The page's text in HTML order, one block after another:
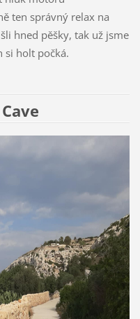
ten správný relax na
hned pěšky, tak už jsme
si holt počká.